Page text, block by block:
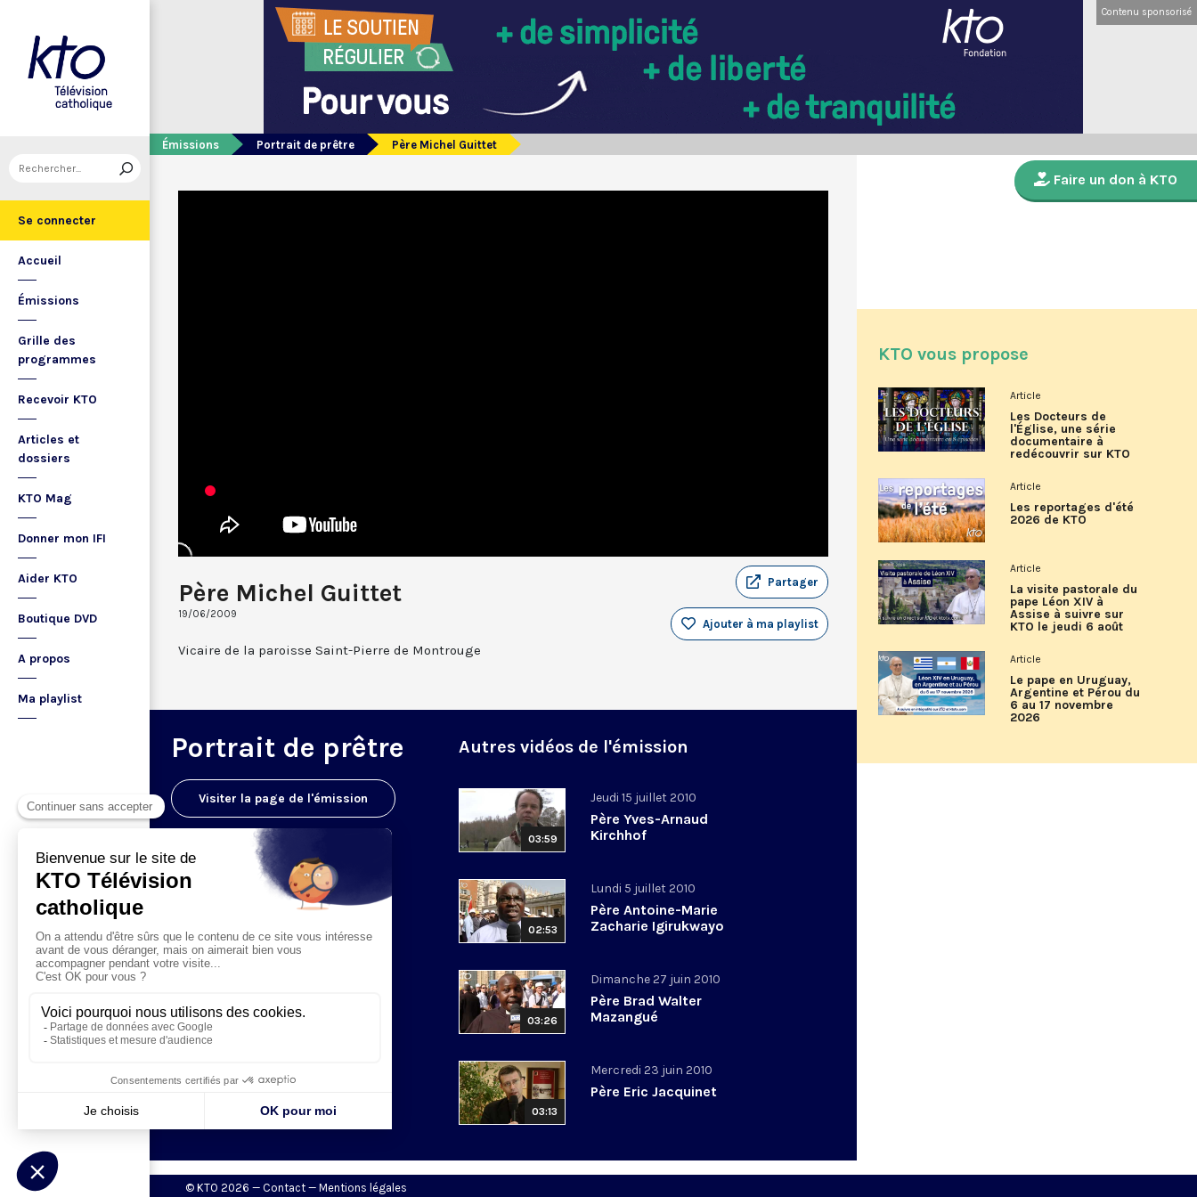
Se connecter
Accueil
Émissions
Grille des
programmes
Recevoir KTO
Articles et
dossiers
KTO Mag
Donner mon IFI
Aider KTO
Boutique DVD
A propos
Ma playlist
Contenu sponsorisé
Émissions Portrait de prêtre Père Michel Guittet
Père Michel Guittet
19/06/2009
Partager
Ajouter à ma playlist
Vicaire de la paroisse Saint-Pierre de Montrouge
Portrait de prêtre
Visiter la page de l'émission
Autres vidéos de l'émission
03:59
Jeudi 15 juillet 2010
Père Yves-Arnaud
Kirchhof
02:53
Lundi 5 juillet 2010
Père Antoine-Marie
Zacharie Igirukwayo
03:26
Dimanche 27 juin 2010
Père Brad Walter
Mazangué
03:13
Mercredi 23 juin 2010
Père Eric Jacquinet
Faire un don à KTO
KTO vous propose
Article
Les Docteurs de
l'Église, une série
documentaire à
redécouvrir sur KTO
Article
Les reportages d'été
2026 de KTO
Article
La visite pastorale du
pape Léon XIV à
Assise à suivre sur
KTO le jeudi 6 août
Article
Le pape en Uruguay,
Argentine et Pérou du
6 au 17 novembre
2026
© KTO 2026 — Contact — Mentions légales